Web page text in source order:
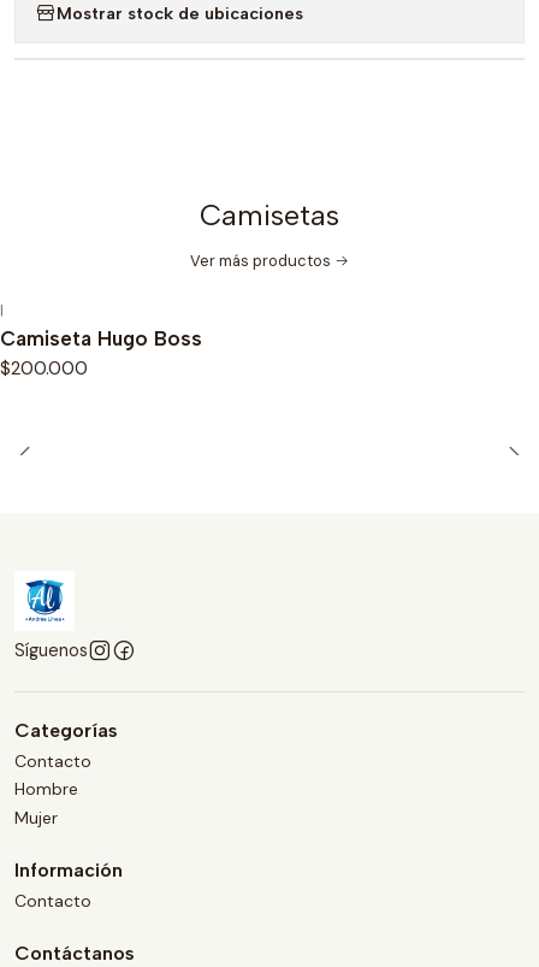
Mostrar stock de ubicaciones
Camisetas
Ver más productos
|
Camiseta Hugo Boss
$200.000
Síguenos
Categorías
Contacto
Hombre
Mujer
Información
Contacto
Contáctanos